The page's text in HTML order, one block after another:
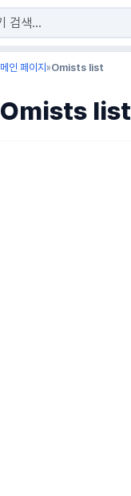
메인 페이지 »Omists list
Omists list